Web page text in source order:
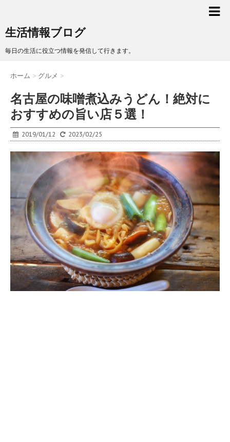
生活情報ブログ
毎日の生活に役立つ情報を発信して行きます。
ホーム > グルメ >
名古屋の味噌煮込みうどん！絶対に
おすすめの旨い店５選！
2019/01/12 2023/02/25